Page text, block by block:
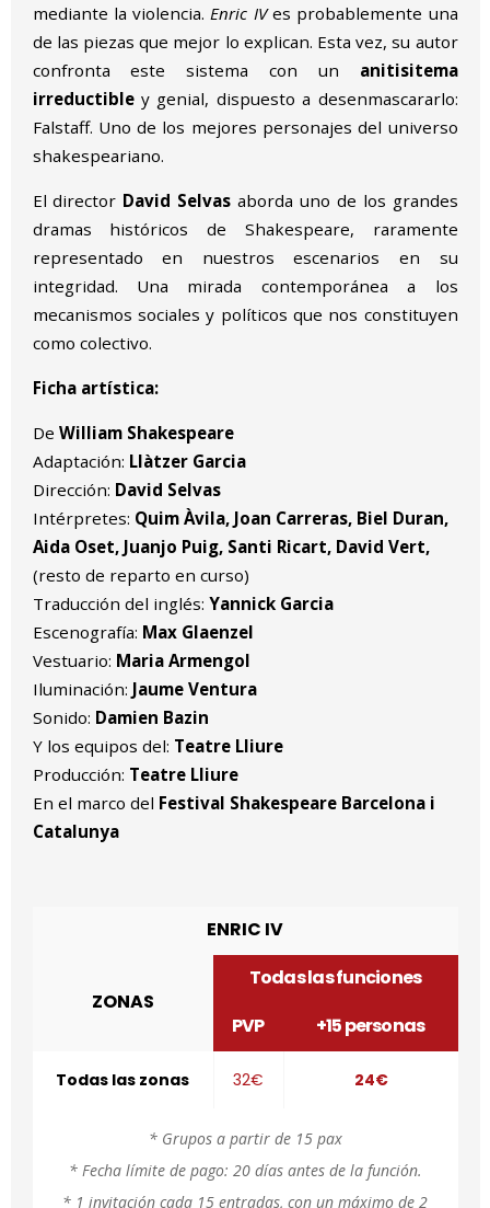
mediante la violencia. Enric IVes probablemente una
de las piezas que mejor lo explican. Esta vez, su autor
confronta este sistema con un anitisitema
irreductibley genial, dispuesto a desenmascararlo:
Falstaff. Uno de los mejores personajes del universo
shakespeariano.
El director David Selvas aborda uno de los grandes
dramas históricos de Shakespeare, raramente
representado en nuestros escenarios en su
integridad. Una mirada contemporánea a los
mecanismos sociales y políticos que nos constituyen
como colectivo.
Ficha artística:
De William Shakespeare
Adaptación: Llàtzer Garcia
Dirección: David Selvas
Intérpretes: Quim Àvila, Joan Carreras, Biel Duran,
Aida Oset, Juanjo Puig, Santi Ricart, David Vert,
(resto de reparto en curso)
Traducción del inglés: Yannick Garcia
Escenografía: Max Glaenzel
Vestuario: Maria Armengol
Iluminación: Jaume Ventura
Sonido: Damien Bazin
Y los equipos del: Teatre Lliure
Producción: Teatre Lliure
En el marco del Festival Shakespeare Barcelona i
Catalunya
ENRIC IV
ZONAS
Todas las funciones
PVP
+15 personas
Todas las zonas 32€ 24€
* Grupos a partir de 15 pax
* Fecha límite de pago: 20 días antes de la función.
* 1 invitación cada 15 entradas, con un máximo de 2